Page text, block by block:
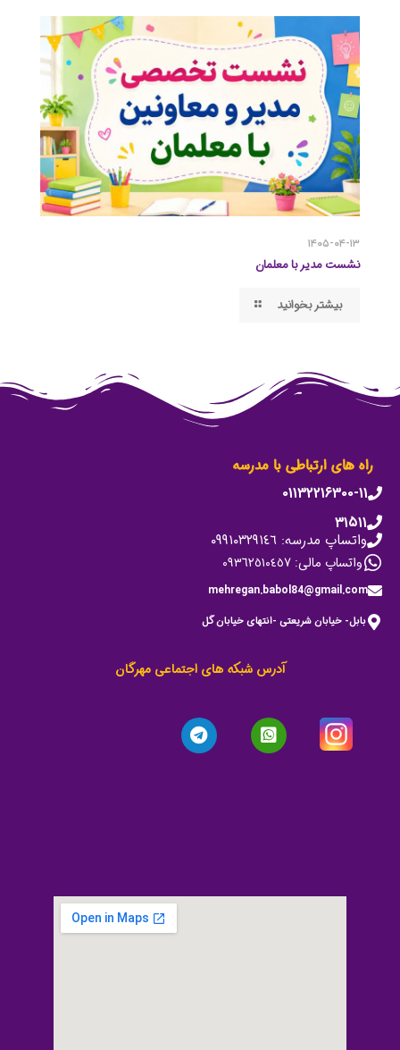
۱۴۰۵-۰۴-۱۳
نشست مدیر با معلمان
بیشتر بخوانید
راه های ارتباطی با مدرسه
۰۱۱۳۲۲۱۶۳۰۰-۱۱
۳۱۵۱۱
واتساپ مدرسه: ٠٩٩١٠٣٢٩١٤٦
واتساپ مالی: ٠٩٣٦٢٥١٠٤٥٧
mehregan.babol84@gmail.com
بابل- خیابان شریعتی -انتهای خیابان گل
آدرس شبکه های اجتماعی مهرگان